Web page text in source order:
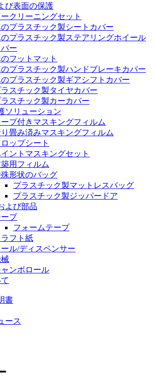
び表面の保護
ークリーニングセット
プラスチック製シートカバー
プラスチック製ステアリングホイール
バー
フットマット
プラスチック製ハンドブレーキカバー
プラスチック製ギアシフトカバー
ラスチック製タイヤカバー
ラスチック製カーカバー
ソリューション
プ付きマスキングフィルム
畳み済みマスキングフィルム
ロップシート
ントマスキングセット
用フィルム
形状のバッグ
プラスチック製マットレスバッグ
プラスチック製ジッパードア
よび部品
プ
フォームテープ
ラフト紙
ル/ディスペンサー
ャンボロール
書
ース